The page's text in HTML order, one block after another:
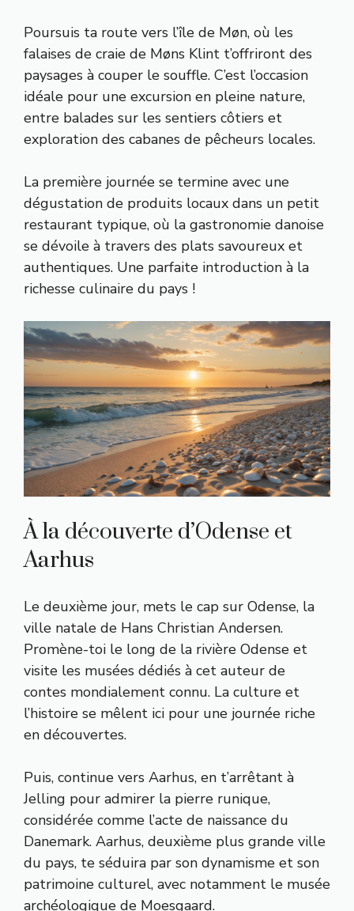
Poursuis ta route vers l’île de Møn, où les
falaises de craie de Møns Klint t’offriront des
paysages à couper le souffle. C’est l’occasion
idéale pour une excursion en pleine nature,
entre balades sur les sentiers côtiers et
exploration des cabanes de pêcheurs locales.
La première journée se termine avec une
dégustation de produits locaux dans un petit
restaurant typique, où la gastronomie danoise
se dévoile à travers des plats savoureux et
authentiques. Une parfaite introduction à la
richesse culinaire du pays !
À la découverte d’Odense et
Aarhus
Le deuxième jour, mets le cap sur Odense, la
ville natale de Hans Christian Andersen.
Promène-toi le long de la rivière Odense et
visite les musées dédiés à cet auteur de
contes mondialement connu. La culture et
l’histoire se mêlent ici pour une journée riche
en découvertes.
Puis, continue vers Aarhus, en t’arrêtant à
Jelling pour admirer la pierre runique,
considérée comme l’acte de naissance du
Danemark. Aarhus, deuxième plus grande ville
du pays, te séduira par son dynamisme et son
patrimoine culturel, avec notamment le musée
archéologique de Moesgaard.